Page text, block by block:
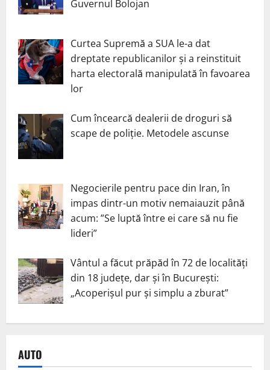
Guvernul Bolojan
Curtea Supremă a SUA le-a dat
dreptate republicanilor și a reinstituit
harta electorală manipulată în favoarea
lor
Cum încearcă dealerii de droguri să
scape de poliție. Metodele ascunse
Negocierile pentru pace din Iran, în
impas dintr-un motiv nemaiauzit până
acum: ”Se luptă între ei care să nu fie
lideri”
Vântul a făcut prăpăd în 72 de localități
din 18 județe, dar și în București:
„Acoperișul pur și simplu a zburat”
AUTO